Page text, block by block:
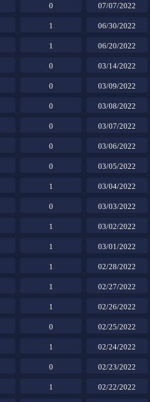
07/07/2022
0
06/30/2022
1
06/20/2022
1
03/14/2022
0
03/09/2022
0
03/08/2022
0
03/07/2022
0
03/06/2022
0
03/05/2022
0
03/04/2022
1
03/03/2022
0
03/02/2022
1
03/01/2022
1
02/28/2022
1
02/27/2022
1
02/26/2022
1
02/25/2022
0
02/24/2022
1
02/23/2022
0
02/22/2022
1